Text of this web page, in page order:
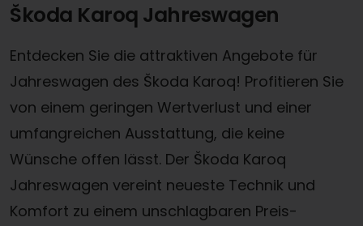
Škoda Karoq Jahreswagen
Entdecken Sie die attraktiven Angebote für
Jahreswagen des Škoda Karoq! Profitieren Sie
von einem geringen Wertverlust und einer
umfangreichen Ausstattung, die keine
Wünsche offen lässt. Der Škoda Karoq
Jahreswagen vereint neueste Technik und
Komfort zu einem unschlagbaren Preis-